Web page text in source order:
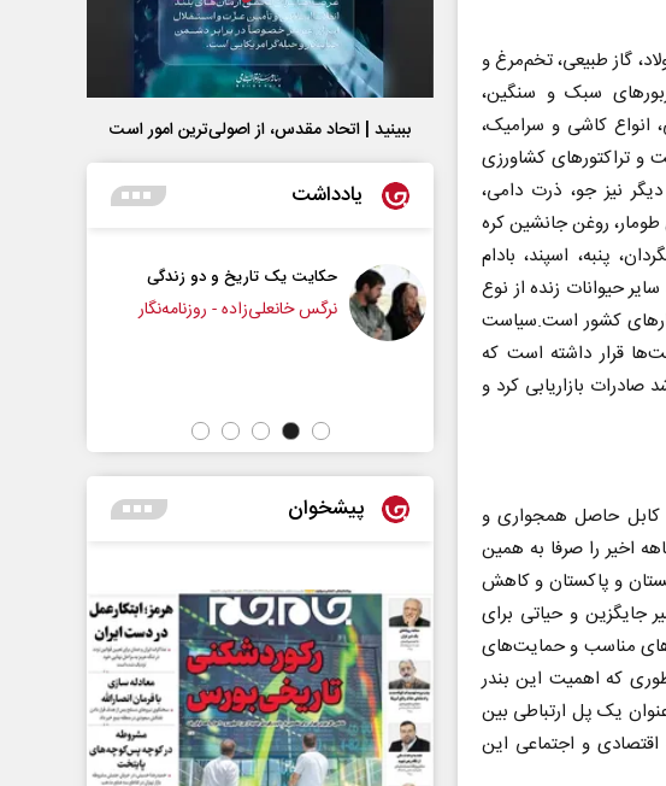
گاز طبیعی، تخم‌مرغ و
سبک و سنگین،
انواع کاشی و سرامیک،
و تراکتورهای کشاورزی
نیز جو، ذرت دامی،
روغن جانشین کره
پنبه، اسپند، بادام
حیوانات زنده از نوع
کشور است.سیاست
قرار داشته است که
صادرات بازاریابی کرد و
کابل حاصل همجواری و
دو کشور بوده ولی نباید افزایش تجارت دو کشور در ۹ ماهه اخیر را صرفا به همین
و پاکستان و کاهش
جایگزین و حیاتی برای
مناسب و حمایت‌های
که اهمیت این بندر
یک پل ارتباطی بین
اقتصادی و اجتماعی این
ببینید | اتحاد مقدس، از اصولی‌ترین امور است
یادداشت
حکایت یک تاریخ و دو زندگی
نرگس خانعلی‌زاده - روزنامه‌نگار
چرایی عقب‌نشینی ترامپ؟
پیشخوان